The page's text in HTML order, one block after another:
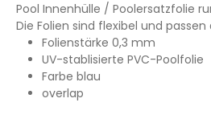
Pool Innenhülle / Poolersatzfolie
Die Folien sind flexibel und
Folienstärke 0,3 mm
UV-stablisierte PVC-Poolfolie
Farbe blau
overlap